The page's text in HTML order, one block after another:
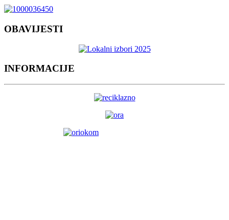
OBAVIJESTI
INFORMACIJE